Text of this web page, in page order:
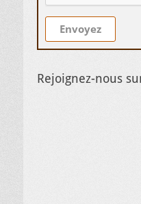
Envoyez
Rejoignez-nous